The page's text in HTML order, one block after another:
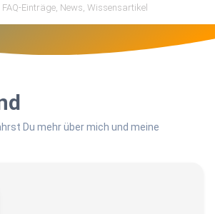
Du mehr über mich und meine